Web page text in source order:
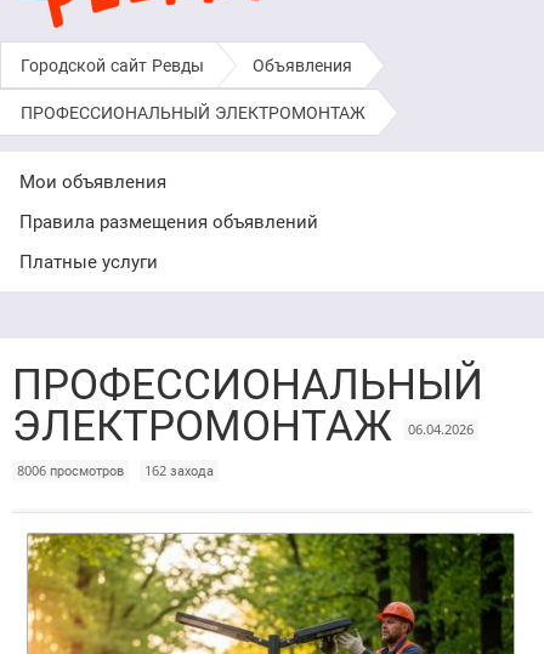
Городской сайт Ревды › Объявления
ПРОФЕССИОНАЛЬНЫЙ ЭЛЕКТРОМОНТАЖ
ПРОФЕССИОНАЛЬНЫЙ
ЭЛЕКТРОМОНТАЖ 06.04.2026
8006 просмотров 162 захода
Мои объявления
Правила размещения объявлений
Платные услуги